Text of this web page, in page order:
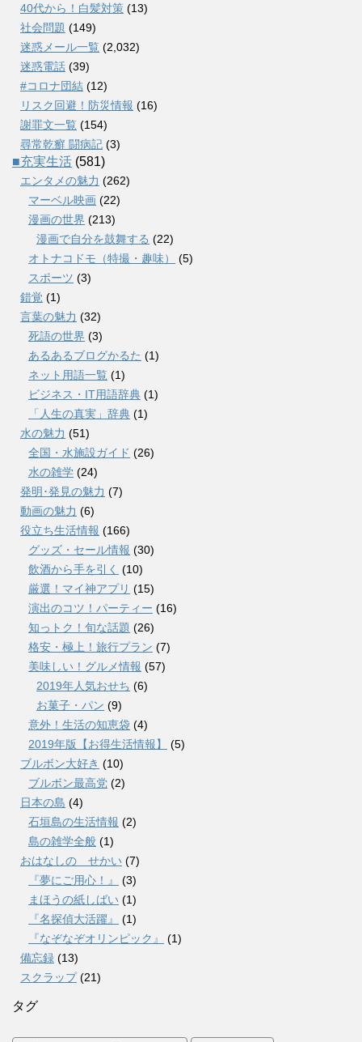
40代から！白髪対策 (13)
社会問題 (149)
迷惑メール一覧 (2,032)
迷惑電話 (39)
#コロナ団結 (12)
リスク回避！防災情報 (16)
謝罪文一覧 (154)
尋常乾癬 闘病記 (3)
■充実生活 (581)
エンタメの魅力 (262)
マーベル映画 (22)
漫画の世界 (213)
漫画で自分を鼓舞する (22)
オトナコドモ（特撮・趣味）
(5)
スポーツ (3)
錯覚 (1)
言葉の魅力 (32)
死語の世界 (3)
あるあるブログかるた (1)
ネット用語一覧 (1)
ビジネス・IT用語辞典 (1)
「人生の真実」辞典 (1)
水の魅力 (51)
全国・水施設ガイド (26)
水の雑学 (24)
発明･発見の魅力 (7)
動画の魅力 (6)
役立ち生活情報 (166)
グッズ・セール情報 (30)
飲酒から手を引く (10)
厳選！マイ神アプリ (15)
演出のコツ！パーティー (16)
知っトク！旬な話題 (26)
格安・極上！旅行プラン (7)
美味しい！グルメ情報 (57)
2019年人気おせち (6)
お菓子・パン (9)
意外！生活の知恵袋 (4)
2019年版【お得生活情報】
(5)
ブルボン大好き (10)
ブルボン最高党 (2)
日本の島 (4)
石垣島の生活情報 (2)
島の雑学全般 (1)
おはなしの せかい (7)
『夢にご用心！』
(3)
まほうの紙しばい (1)
『名探偵大活躍』
(1)
『なぞなぞオリンピック』
(1)
備忘録 (13)
スクラップ(21)
タグ